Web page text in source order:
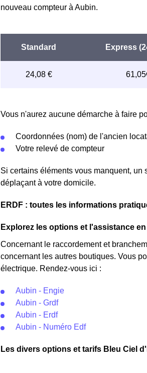
nouveau compteur à Aubin.
Vous n'aurez aucune démarche à faire
Coordonnées (nom) de l'ancien
Votre relevé de compteur
Si certains éléments vous manquent,
déplaçant à votre domicile.
ERDF : toutes les informations
Explorez les options et l'assistance
Concernant le raccordement et
concernant les autres boutiques. Vous
électrique. Rendez-vous ici :
Aubin - Engie
Aubin - Grdf
Aubin - Erdf
Aubin - Numéro Edf
Les divers options et tarifs Bleu Ciel